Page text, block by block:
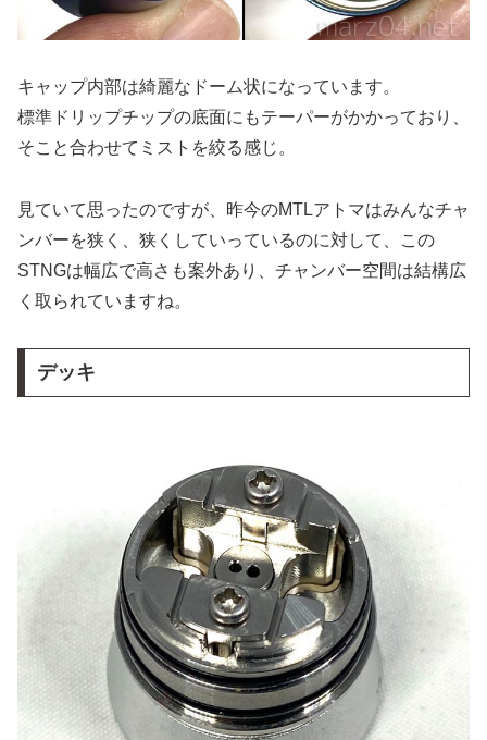
キャップ内部は綺麗なドーム状になっています。
標準ドリップチップの底面にもテーパーがかかっており、
そこと合わせてミストを絞る感じ。
見ていて思ったのですが、昨今のMTLアトマはみんなチャ
ンバーを狭く、狭くしていっているのに対して、この
STNGは幅広で高さも案外あり、チャンバー空間は結構広
く取られていますね。
デッキ